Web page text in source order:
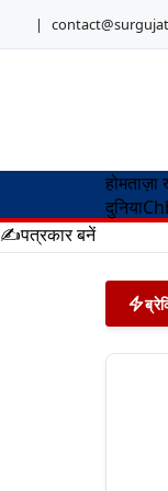
|
होमताज़ा
दुनिया
✍️पत्रकार बनें